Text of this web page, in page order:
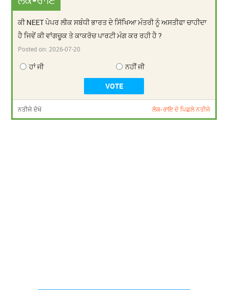
ਕੀ NEET ਪੇਪਰ ਲੀਕ ਸਬੰਧੀ ਭਾਰਤ ਦੇ ਸਿੱਖਿਆ ਮੰਤਰੀ ਨੂੰ ਅਸਤੀਫਾ ਚਾਹੀਦਾ
ਹੈ ਜਿਵੇਂ ਕੀ ਵਾਂਗਚੂਕ ਤੇ ਕਾਕਰੋਚ ਪਾਰਟੀ ਮੰਗ ਕਰ ਰਹੀ ਹੈ ?
Posted on:2026-07-20
ਹਾਂ ਜੀ ਨਹੀਂ ਜੀ
ਨਤੀਜੇ ਦੇਖੋ ਲੋਕ-ਰਾਇ ਦੇ ਪਿਛਲੇ ਨਤੀਜੇ